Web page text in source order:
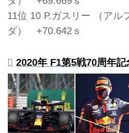
11位 10 P.ガスリー （アル
ダ） +70.642ｓ
2020年 F1第5戦70周年